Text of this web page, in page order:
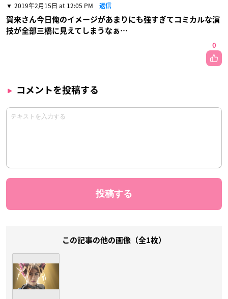
2019年2月15日 at 12:05 PM 返信
賀来さん今日俺のイメージがあまりにも強すぎてコミカルな演
技が全部三橋に見えてしまうなぁ…
0
コメントを投稿する
この記事の他の画像（全1枚）